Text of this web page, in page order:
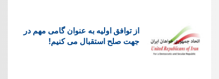
از توافق اولیه به عنوان گامی مهم در
جهت صلح استقبال می کنیم!